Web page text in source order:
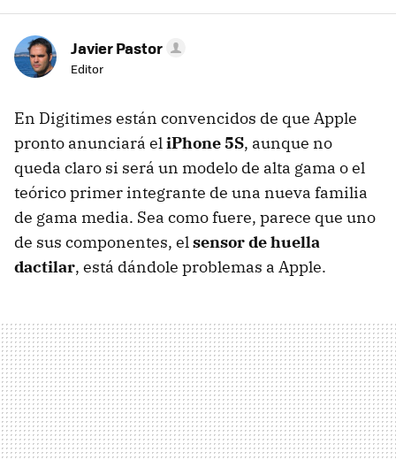
Javier Pastor
Editor
En Digitimes están convencidos de que Apple
pronto anunciará eliPhone 5S, aunque no
queda claro si será un modelo de alta gama o el
teórico primer integrante de una nueva familia
de gama media. Sea como fuere, parece que uno
de sus componentes, elsensor de huella
dactilar, está dándole problemas a Apple.